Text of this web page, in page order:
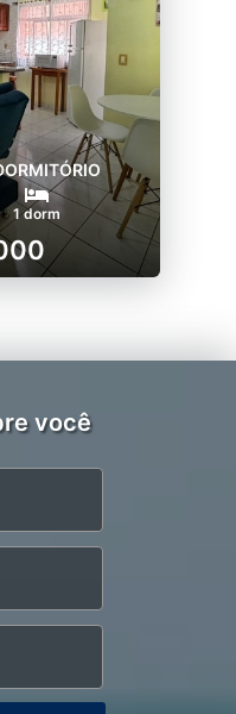
1 dorm
você